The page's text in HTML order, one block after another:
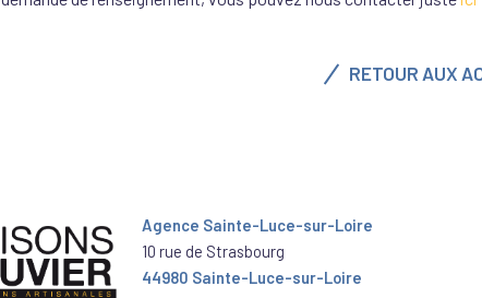
RETOUR AUX
Agence Sainte-Luce-sur-Loire
10 rue de Strasbourg
44980 Sainte-Luce-sur-Loire